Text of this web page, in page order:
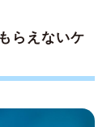
らえないケ